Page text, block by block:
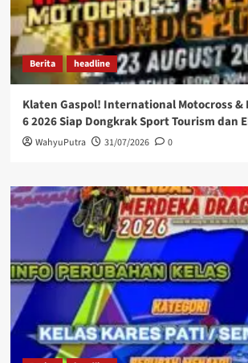
Berita headline
Klaten Gaspol! International Motocross &
6 2026 Siap Dongkrak Sport Tourism dan
WahyuPutra 31/07/2026 0